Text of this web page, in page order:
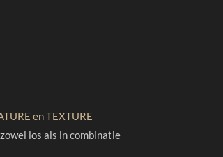
en TEXTURE
los als in combinatie